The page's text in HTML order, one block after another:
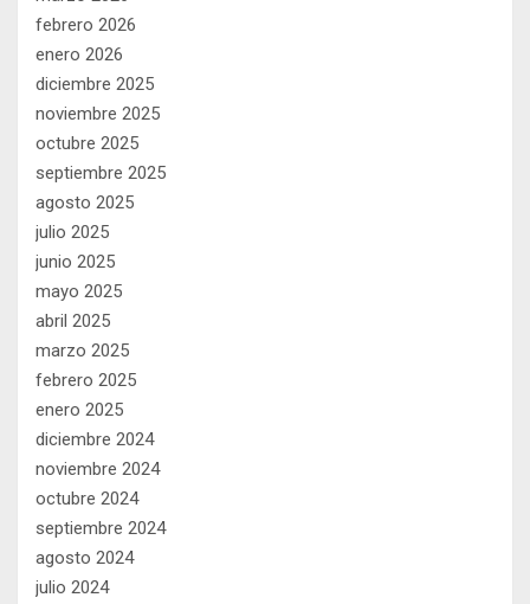
febrero 2026
enero 2026
diciembre 2025
noviembre 2025
octubre 2025
septiembre 2025
agosto 2025
julio 2025
junio 2025
mayo 2025
abril 2025
marzo 2025
febrero 2025
enero 2025
diciembre 2024
noviembre 2024
octubre 2024
septiembre 2024
agosto 2024
julio 2024